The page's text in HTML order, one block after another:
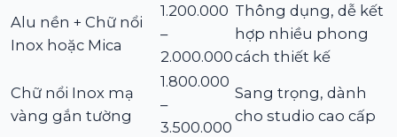
Alu nền + Chữ nổi
Inox hoặc Mica
1.200.000
–
2.000.000
Thông dụng, dễ kết
hợp nhiều phong
cách thiết kế
Chữ nổi Inox mạ
vàng gắn tường
1.800.000
–
3.500.000
Sang trọng, dành
cho studio cao cấp